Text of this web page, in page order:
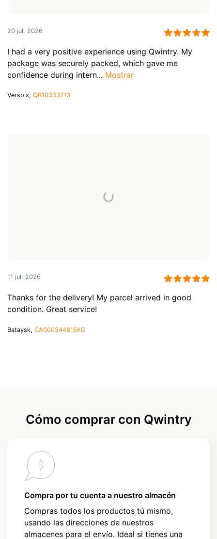
20 jul. 2026
I had a very positive experience using Qwintry. My
package was securely packed, which gave me
confidence during intern... Mostrar
Versoix, QR10333713
11 jul. 2026
Thanks for the delivery! My parcel arrived in good
condition. Great service!
Bataysk, CA000544815KG
Cómo comprar con Qwintry
Compra por tu cuenta a nuestro almacén
Compras todos los productos tú mismo,
usando las direcciones de nuestros
almacenes para el envío. Ideal si tienes una